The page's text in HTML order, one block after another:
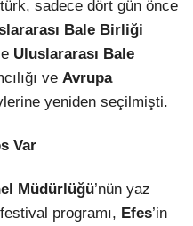
sadece dört gün önce
Bale Birliği
Uluslararası Bale
ve Avrupa
yeniden seçilmişti.
Var
Müdürlüğü’nün yaz
programı, Efes’in